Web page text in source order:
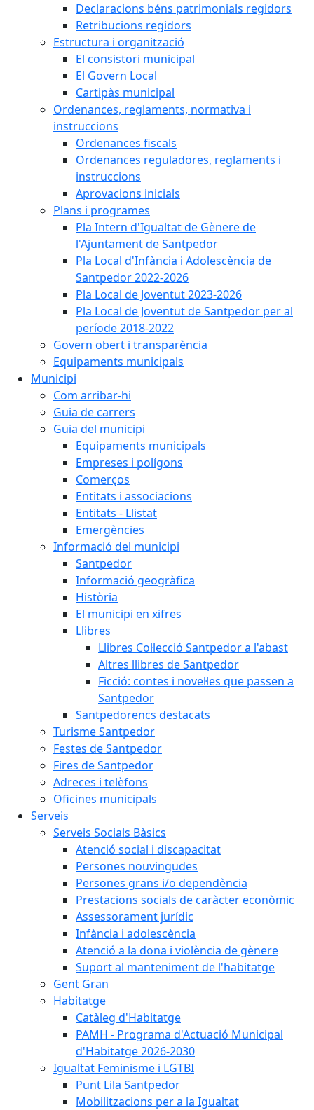
Declaracions béns patrimonials regidors
Retribucions regidors
Estructura i organització
El consistori municipal
El Govern Local
Cartipàs municipal
Ordenances, reglaments, normativa i
instruccions
Ordenances fiscals
Ordenances reguladores, reglaments i
instruccions
Aprovacions inicials
Plans i programes
Pla Intern d'Igualtat de Gènere de
l'Ajuntament de Santpedor
Pla Local d'Infància i Adolescència de
Santpedor 2022-2026
Pla Local de Joventut 2023-2026
Pla Local de Joventut de Santpedor per al
període 2018-2022
Govern obert i transparència
Equipaments municipals
Municipi
Com arribar-hi
Guia de carrers
Guia del municipi
Equipaments municipals
Empreses i polígons
Comerços
Entitats i associacions
Entitats - Llistat
Emergències
Informació del municipi
Santpedor
Informació geogràfica
Història
El municipi en xifres
Llibres
Llibres Col·lecció Santpedor a l'abast
Altres llibres de Santpedor
Ficció: contes i novel·les que passen a
Santpedor
Santpedorencs destacats
Turisme Santpedor
Festes de Santpedor
Fires de Santpedor
Adreces i telèfons
Oficines municipals
Serveis
Serveis Socials Bàsics
Atenció social i discapacitat
Persones nouvingudes
Persones grans i/o dependència
Prestacions socials de caràcter econòmic
Assessorament jurídic
Infància i adolescència
Atenció a la dona i violència de gènere
Suport al manteniment de l'habitatge
Gent Gran
Habitatge
Catàleg d'Habitatge
PAMH - Programa d'Actuació Municipal
d'Habitatge 2026-2030
Igualtat Feminisme i LGTBI
Punt Lila Santpedor
Mobilitzacions per a la Igualtat